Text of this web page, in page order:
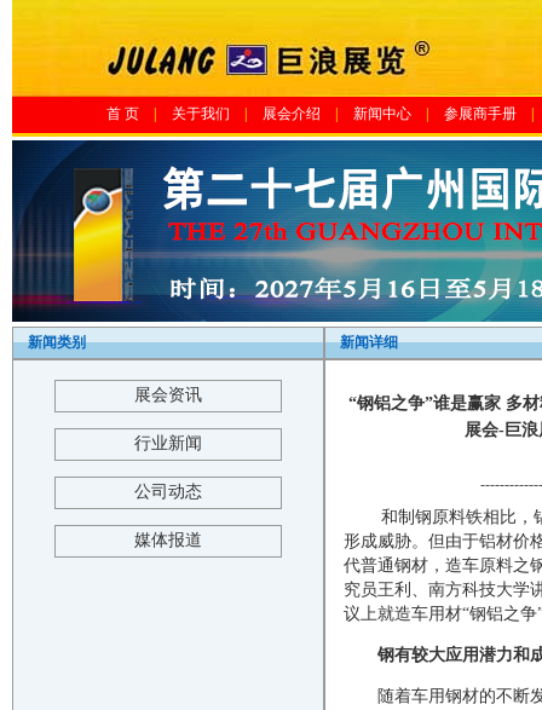
首 页 关于我们 展会介绍 新闻中心 参展商手册|
新闻类别
展会资讯
行业新闻
公司动态
媒体报道
新闻详细
“钢铝之争”谁是赢家 多
展会-巨
和制钢原料铁相比，
形成威胁。但由于铝材价
代普通钢材，造车原料之
究员王利、南方科技大学
议上就造车用材“钢铝之争
钢有较大应用潜力和
随着车用钢材的不断